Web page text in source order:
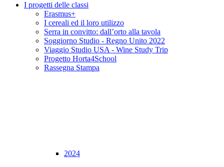
I progetti delle classi
Erasmus+
I cereali ed il loro utilizzo
Serra in convitto: dall’orto alla tavola
Soggiorno Studio - Regno Unito 2022
Viaggio Studio USA - Wine Study Trip
Progetto Horta4School
Rassegna Stampa
2024